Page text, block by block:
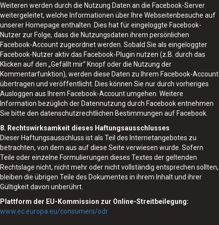
Weiteren werden durch die Nutzung Daten an die Facebook-Server
weitergeleitet, welche Informationen über Ihre Webseitenbesuche auf
unserer Homepage enthalten. Dies hat für eingeloggte Facebook-
Nutzer zur Folge, dass die Nutzungsdaten ihrem persönlichen
Facebook-Account zugeordnet werden. Sobald Sie als eingeloggter
Facebook-Nutzer aktiv das Facebook-Plugin nutzen (z.B. durch das
Klicken auf den „Gefällt mir“ Knopf oder die Nutzung der
Kommentarfunktion), werden diese Daten zu Ihrem Facebook-Account
übertragen und veröffentlicht. Dies können Sie nur durch vorheriges
Ausloggen aus Ihrem Facebook-Account umgehen. Weitere
Information bezüglich der Datennutzung durch Facebook entnehmen
Sie bitte den datenschutzrechtlichen Bestimmungen auf Facebook.
8. Rechtswirksamkeit dieses Haftungsausschlusses
Dieser Haftungsausschluss ist als Teil des Internetangebotes zu
betrachten, von dem aus auf diese Seite verwiesen wurde. Sofern
Teile oder einzelne Formulierungen dieses Textes der geltenden
Rechtslage nicht, nicht mehr oder nicht vollständig entsprechen sollten,
bleiben die übrigen Teile des Dokumentes in ihrem Inhalt und ihrer
Gültigkeit davon unberührt.
Plattform der EU-Kommission zur Online-Streitbeilegung:
www.ec.europa.eu/consumers/odr